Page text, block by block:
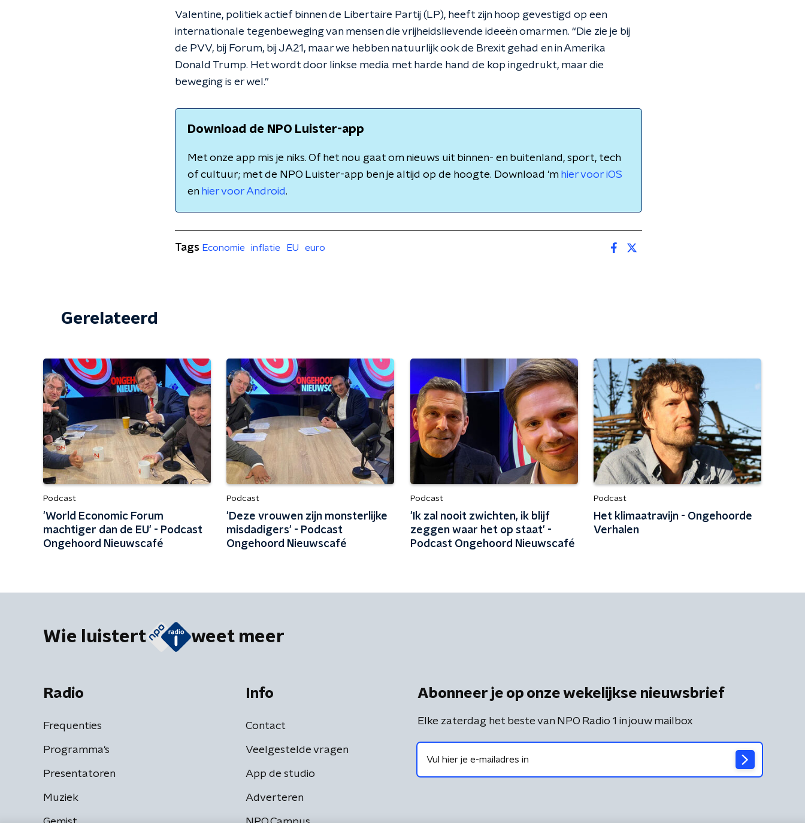
Valentine, politiek actief binnen de Libertaire Partij (LP), heeft zijn hoop gevestigd op een
internationale tegenbeweging van mensen die vrijheidslievende ideeën omarmen. “Die zie je bij
de PVV, bij Forum, bij JA21, maar we hebben natuurlijk ook de Brexit gehad en in Amerika
Donald Trump. Het wordt door linkse media met harde hand de kop ingedrukt, maar die
beweging is er wel.”
Download de NPO Luister-app
Met onze app mis je niks. Of het nou gaat om nieuws uit binnen- en buitenland, sport, tech
of cultuur; met de NPO Luister-app ben je altijd op de hoogte. Download 'm hier voor iOS
en hier voor Android.
Tags Economie inflatie EU euro
Gerelateerd
Podcast
'World Economic Forum
machtiger dan de EU' - Podcast
Ongehoord Nieuwscafé
Podcast
'Deze vrouwen zijn monsterlijke
misdadigers' - Podcast
Ongehoord Nieuwscafé
Podcast
'Ik zal nooit zwichten, ik blijf
zeggen waar het op staat' -
Podcast Ongehoord Nieuwscafé
Podcast
Het klimaatravijn - Ongehoorde
Verhalen
Wie luistert weet meer
Radio
Frequenties
Programma's
Presentatoren
Muziek
Info
Contact
Veelgestelde vragen
App de studio
Adverteren
Abonneer je op onze wekelijkse nieuwsbrief
Elke zaterdag het beste van NPO Radio 1 in jouw mailbox